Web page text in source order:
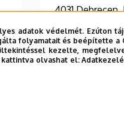
adatok védelmét. Ezúton
folyamatait és beépítette a
kezelte,
kattintva olvashat el:
4031
Épület, emelet, szobaszám
Központi
részleg)